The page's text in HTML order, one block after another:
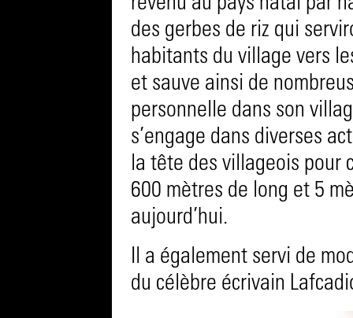
des gerbes de riz qui
habitants du village vers
et sauve ainsi de
personnelle dans son
s’engage dans diverses
la tête des villageois pour
600 mètres de long et 5
aujourd’hui.
Il a également servi de
du célèbre écrivain